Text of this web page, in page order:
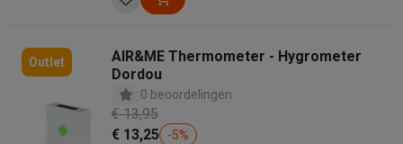
Outlet
AIR&ME Thermometer - Hygrometer
Dordou
0 beoordelingen
€ 13,95
€ 13,25
-5%